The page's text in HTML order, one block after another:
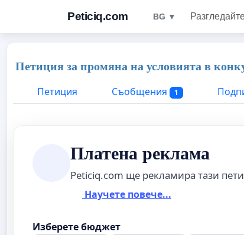
Peticiq.com BG ▼
Петиция за промяна на условията в
Петиция
Съобщения 1
Платена реклама
Peticiq.com ще рекламира тази
Научете повече...
Изберете бюджет